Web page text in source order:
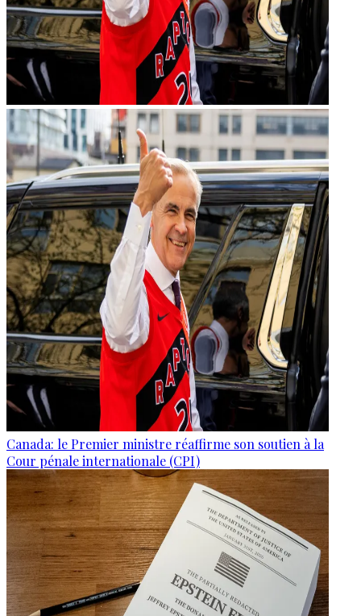
Canada: le Premier ministre réaffirme son soutien à la
Cour pénale internationale (CPI)